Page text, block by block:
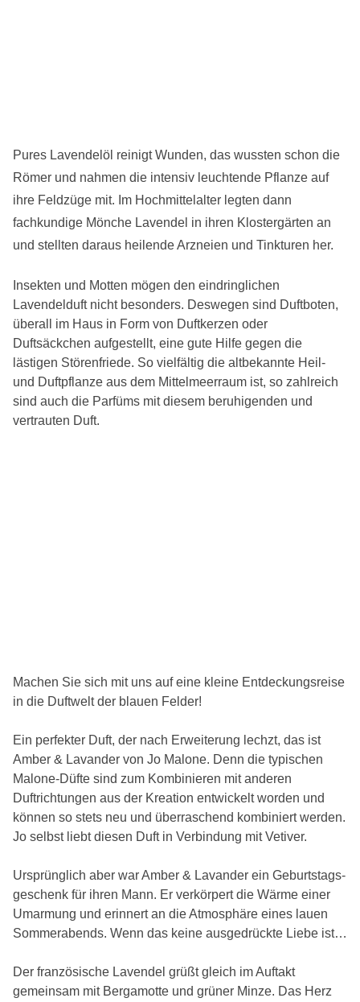
Pures Lavendelöl reinigt Wunden, das wussten schon die
Römer und nahmen die intensiv leuchtende Pflanze auf
ihre Feldzüge mit. Im Hochmittelalter legten dann
fachkundige Mönche Lavendel in ihren Klostergärten an
und stellten daraus heilende Arzneien und Tinkturen her.
Insekten und Motten mögen den eindringlichen
Lavendelduft nicht besonders. Deswegen sind Duftboten,
überall im Haus in Form von Duftkerzen oder
Duftsäckchen aufgestellt, eine gute Hilfe gegen die
lästigen Störenfriede. So vielfältig die altbekannte Heil-
und Duftpflanze aus dem Mittelmeerraum ist, so zahlreich
sind auch die Parfüms mit diesem beruhigenden und
vertrauten Duft.
Machen Sie sich mit uns auf eine kleine Entdeckungsreise
in die Duftwelt der blauen Felder!
Ein perfekter Duft, der nach Erweiterung lechzt, das ist
Amber & Lavander von Jo Malone. Denn die typischen
Malone-Düfte sind zum Kombinieren mit anderen
Duftrichtungen aus der Kreation entwickelt worden und
können so stets neu und überraschend kombiniert werden.
Jo selbst liebt diesen Duft in Verbindung mit Vetiver.
Ursprünglich aber war Amber & Lavander ein Geburtstags-
geschenk für ihren Mann. Er verkörpert die Wärme einer
Umarmung und erinnert an die Atmosphäre eines lauen
Sommerabends. Wenn das keine ausgedrückte Liebe ist…
Der französische Lavendel grüßt gleich im Auftakt
gemeinsam mit Bergamotte und grüner Minze. Das Herz